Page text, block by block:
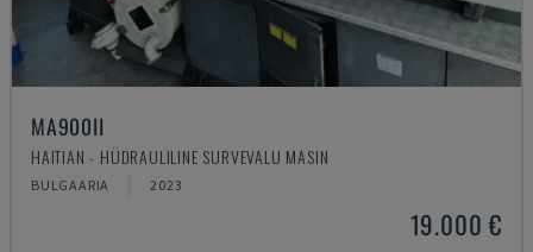
MA900ІІ
HAITIAN - HÜDRAULILINE SURVEVALU MASIN
BULGAARIA 2023
19.000 €